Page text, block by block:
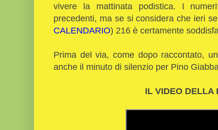
vivere la mattinata podistica. I
precedenti, ma se si considera che ieri
CALENDARIO) 216 è certamente
Prima del via, come dopo raccontato,
anche il minuto di silenzio per Pino
IL VIDEO DELLA